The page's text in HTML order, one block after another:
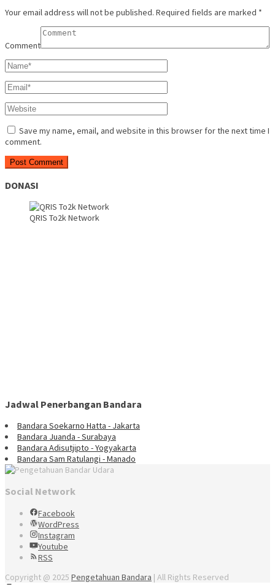
Your email address will not be published. Required fields are marked *
Comment
Save my name, email, and website in this browser for the next time I
comment.
DONASI
QRIS To2k Network
Jadwal Penerbangan Bandara
Bandara Soekarno Hatta - Jakarta
Bandara Juanda - Surabaya
Bandara Adisutjipto - Yogyakarta
Bandara Sam Ratulangi - Manado
Social Network
Facebook
WordPress
Instagram
Youtube
RSS
Copyright @ 2025 Pengetahuan Bandara | All Rights Reserved